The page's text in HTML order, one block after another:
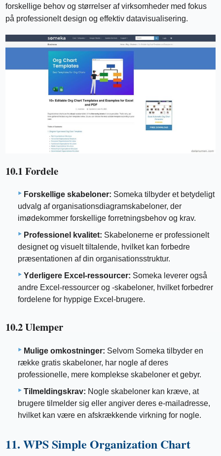
forskellige behov og størrelser af virksomheder med fokus
på professionelt design og effektiv datavisualisering.
10.1 Fordele
Forskellige skabeloner: Someka tilbyder et betydeligt
udvalg af organisationsdiagramskabeloner, der
imødekommer forskellige forretningsbehov og krav.
Professionel kvalitet: Skabelonerne er professionelt
designet og visuelt tiltalende, hvilket kan forbedre
præsentationen af ​​din organisationsstruktur.
Yderligere Excel-ressourcer: Someka leverer også
andre Excel-ressourcer og -skabeloner, hvilket forbedrer
fordelene for hyppige Excel-brugere.
10.2 Ulemper
Mulige omkostninger: Selvom Someka tilbyder en
række gratis skabeloner, har nogle af deres
professionelle, mere komplekse skabeloner et gebyr.
Tilmeldingskrav: Nogle skabeloner kan kræve, at
brugere tilmelder sig eller angiver deres e-mailadresse,
hvilket kan være en afskrækkende virkning for nogle.
11. WPS Simple Organization Chart